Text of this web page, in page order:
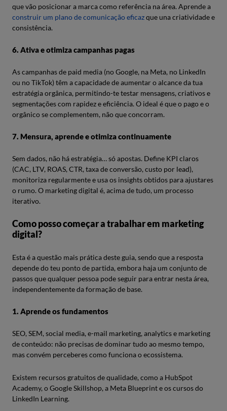
que vão posicionar a marca como referência na área. Aprende a
construir um plano de comunicação eficazque una criatividade e
consistência.
6. Ativa e otimiza campanhas pagas
As campanhas de paid media (no Google, na Meta, no LinkedIn
ou no TikTok) têm a capacidade de aumentar o alcance da tua
estratégia orgânica, permitindo-te testar mensagens, criativos e
segmentações com rapidez e eficiência. O ideal é que o pago e o
orgânico se complementem, não que concorram.
7. Mensura, aprende e otimiza continuamente
Sem dados, não há estratégia… só apostas. Define KPI claros
(CAC, LTV, ROAS, CTR, taxa de conversão, custo por lead),
monitoriza regularmente e usa os insights obtidos para ajustares
o rumo. O marketing digital é, acima de tudo, um processo
iterativo.
Como posso começar a trabalhar em marketing
digital?
Esta é a questão mais prática deste guia, sendo que a resposta
depende do teu ponto de partida, embora haja um conjunto de
passos que qualquer pessoa pode seguir para entrar nesta área,
independentemente da formação de base.
1. Aprende os fundamentos
SEO, SEM, social media, e-mail marketing, analytics e marketing
de conteúdo: não precisas de dominar tudo ao mesmo tempo,
mas convém perceberes como funciona o ecossistema.
Existem recursos gratuitos de qualidade, como a HubSpot
Academy, o Google Skillshop, a Meta Blueprint e os cursos do
LinkedIn Learning.